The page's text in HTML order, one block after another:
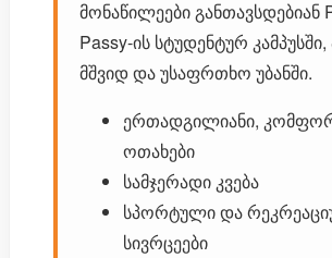
მონაწილეები განთავსდებიან
Passy-ის სტუდენტურ
მშვიდ და უსაფრთხო უბანში.
ერთადგილიანი,
ოთახები
სამჯერადი კვება
სპორტული და
სივრცეები